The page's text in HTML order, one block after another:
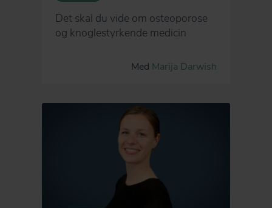
Det skal du vide om osteoporose
og knoglestyrkende medicin
Med Marija Darwish